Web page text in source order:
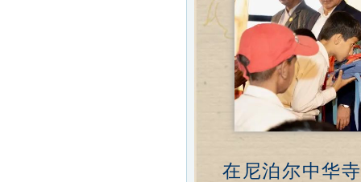
在尼泊尔中华